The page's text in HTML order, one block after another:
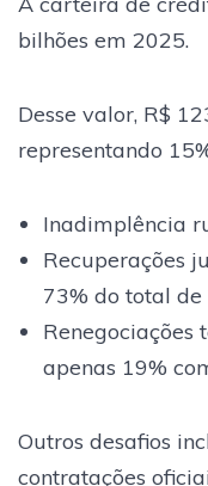
bilhões em 2025.
Desse valor, R$
representando
Inadimplência
Recuperações
73% do total de
Renegociações
apenas 19%
Outros desafios
contratações